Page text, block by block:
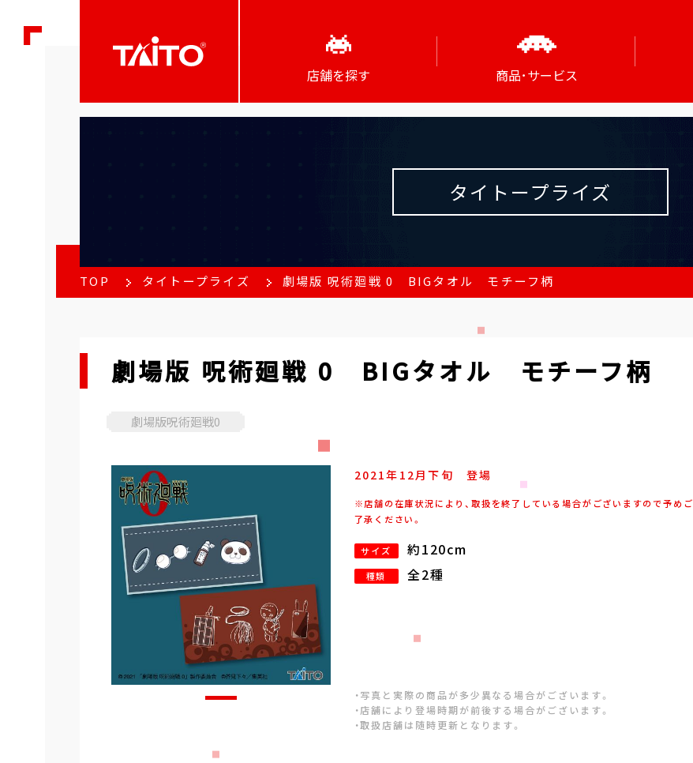
店舗を探す 商品･サービス
タイトープライズ
TOP タイトープライズ 劇場版 呪術廻戦 0 BIGタオル モチーフ柄
劇場版 呪術廻戦 0 BIGタオル モチーフ柄
劇場版呪術廻戦0
2021年 12月下旬 登場
※店舗の在庫状況により、取扱を終了している場合がございますので予めご
了承ください。
サイズ 約120cm
種類 全2種
・写真と実際の商品が多少異なる場合がございます。
・店舗により登場時期が前後する場合がございます。
・取扱店舗は随時更新となります。